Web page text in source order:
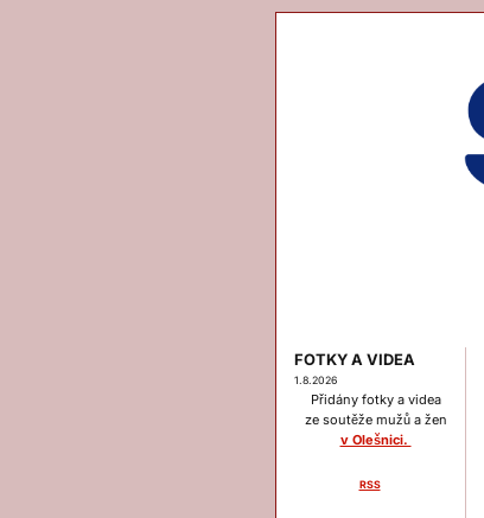
FOTKY A VIDEA
1.8.2026
Přidány fotky a videa
ze soutěže mužů a žen
v Olešnici.
RSS